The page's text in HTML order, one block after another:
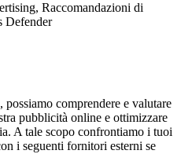
Raccomandazioni di
Defender
comprendere e valutare
pubblicità online e ottimizzare
A tale scopo confrontiamo i tuoi
i seguenti fornitori esterni se